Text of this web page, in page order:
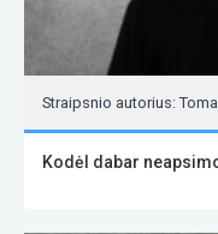
Straipsnio autorius:
Kodėl dabar